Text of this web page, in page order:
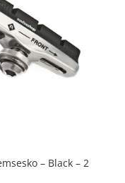
– Black – 2